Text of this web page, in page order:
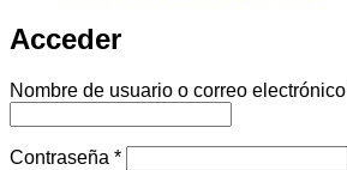
Acceder
Nombre de usuario o correo electrónico
Contraseña *Obligatorio